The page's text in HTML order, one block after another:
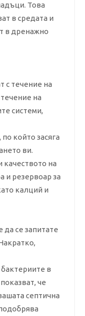
Това
в средата и
в дренажно
с течение на
на
системи,
който засяга
ви.
на
и резервоар за
калций и
да се запитате
в
че
септична